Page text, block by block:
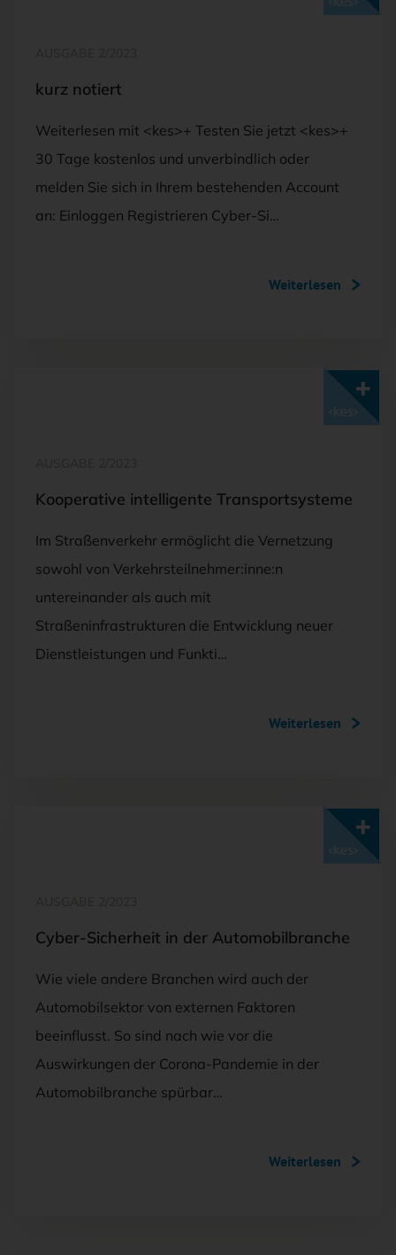
kurz notiert
Weiterlesen mit <kes>+ Testen Sie jetzt <kes>+
30 Tage kostenlos und unverbindlich oder
melden Sie sich in Ihrem bestehenden Account
an: Einloggen Registrieren Cyber-Si…
Weiterlesen
Kooperative intelligente Transportsysteme
Im Straßenverkehr ermöglicht die Vernetzung
sowohl von Verkehrsteilnehmer:inne:n
untereinander als auch mit
Straßeninfrastrukturen die Entwicklung neuer
Dienstleistungen und Funkti…
Weiterlesen
Cyber-Sicherheit in der Automobilbranche
Wie viele andere Branchen wird auch der
Automobilsektor von externen Faktoren
beeinflusst. So sind nach wie vor die
Auswirkungen der Corona-Pandemie in der
Automobilbranche spürbar…
Weiterlesen